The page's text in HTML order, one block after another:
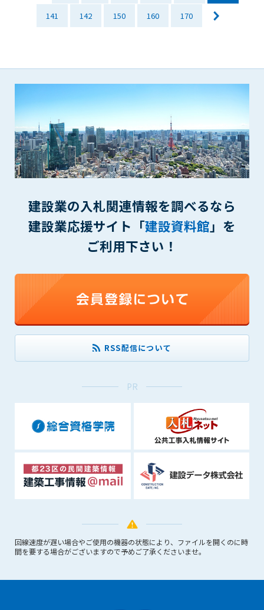
141 142 150 160 170
建設業の入札関連情報を調べるなら
建設業応援サイト「建設資料館」を
ご利用下さい！
RSS配信について
PR
回線速度が遅い場合やご使用の機器の状態により、ファイルを開くのに時
間を要する場合がございますので予めご了承くださいませ。
第14条（契約の継続）
上記13条に規定する退会の意思表示がなき場合、次期契約を自
本規約の準拠法は日本法とします。本規約をめぐる一切の紛争
一審の専属的合意管轄裁判所とします。
第16条（本規約の効力）
1. 本規約は、管理者が会員に対してログインID・パスワードを
発行した時点より効力を生じます。
付則1
この規約は2014年9月1日から実施します。
本規約内容に同意する